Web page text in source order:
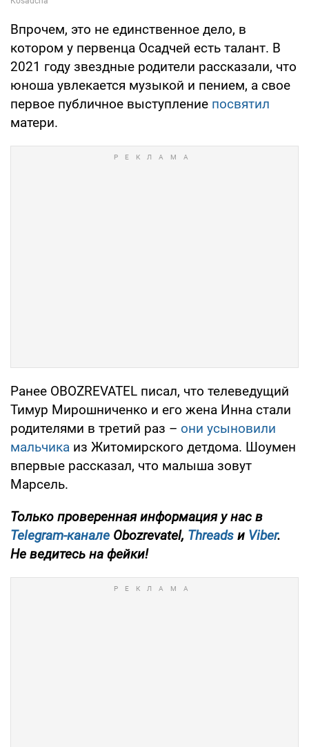
Впрочем, это не единственное дело, в
котором у первенца Осадчей есть талант. В
2021 году звездные родители рассказали, что
юноша увлекается музыкой и пением, а свое
первое публичное выступление посвятил
матери.
Ранее OBOZREVATEL писал, что телеведущий
Тимур Мирошниченко и его жена Инна стали
родителями в третий раз – они усыновили
мальчика из Житомирского детдома. Шоумен
впервые рассказал, что малыша зовут
Марсель.
Только проверенная информация у нас в
Telegram-канале Obozrevatel, Threads и Viber.
Не ведитесь на фейки!